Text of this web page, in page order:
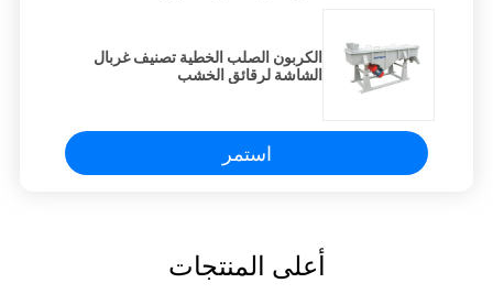
الكربون الصلب الخطية تصنيف غربال
الشاشة لرقائق الخشب
استمر
أعلى المنتجات